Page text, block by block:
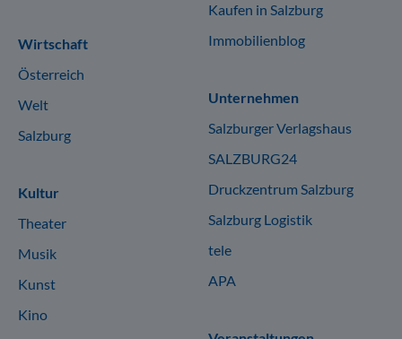
Wirtschaft
Österreich
Welt
Salzburg
Kultur
Theater
Musik
Kunst
Kino
Kaufen in Salzburg
Immobilienblog
Unternehmen
Salzburger Verlagshaus
SALZBURG24
Druckzentrum Salzburg
Salzburg Logistik
tele
APA